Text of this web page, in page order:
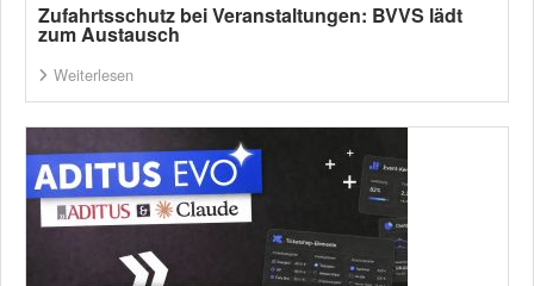
Zufahrtsschutz bei Veranstaltungen: BVVS lädt
zum Austausch
Weiterlesen